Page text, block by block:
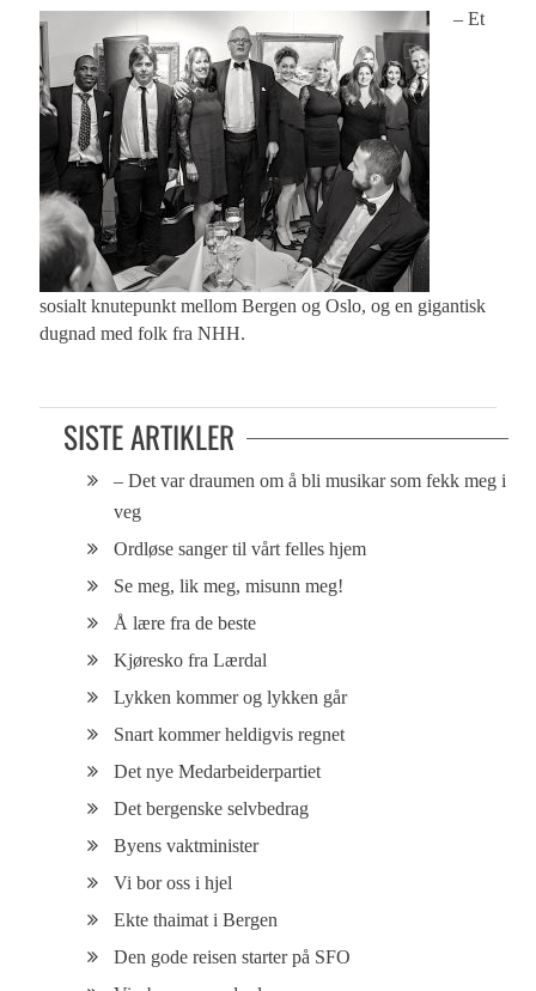
– Et
sosialt knutepunkt mellom Bergen og Oslo, og en gigantisk
dugnad med folk fra NHH.
SISTE ARTIKLER
– Det var draumen om å bli musikar som fekk meg i
veg
Ordløse sanger til vårt felles hjem
Se meg, lik meg, misunn meg!
Å lære fra de beste
Kjøresko fra Lærdal
Lykken kommer og lykken går
Snart kommer heldigvis regnet
Det nye Medarbeiderpartiet
Det bergenske selvbedrag
Byens vaktminister
Vi bor oss i hjel
Ekte thaimat i Bergen
Den gode reisen starter på SFO